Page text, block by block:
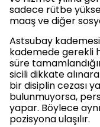
sadece rütbe
maaş ve diğer
Astsubay
kademede gerekli
süre
sicili dikkate
bir disiplin cezası
bulunmuyorsa,
yapar. Böylece
pozisyona ulaşılır.